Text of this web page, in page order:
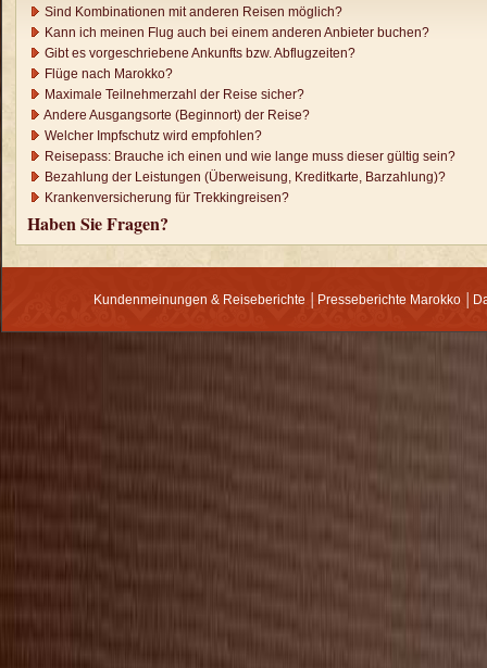
Sind Kombinationen mit anderen Reisen möglich?
Kann ich meinen Flug auch bei einem anderen Anbieter buchen?
Gibt es vorgeschriebene Ankunfts bzw. Abflugzeiten?
Flüge nach Marokko?
Maximale Teilnehmerzahl der Reise sicher?
Andere Ausgangsorte (Beginnort) der Reise?
Welcher Impfschutz wird empfohlen?
Reisepass: Brauche ich einen und wie lange muss dieser gültig sein?
Bezahlung der Leistungen (Überweisung, Kreditkarte, Barzahlung)?
Krankenversicherung für Trekkingreisen?
Haben Sie Fragen?
Kundenmeinungen & Reiseberichte Presseberichte Marokko